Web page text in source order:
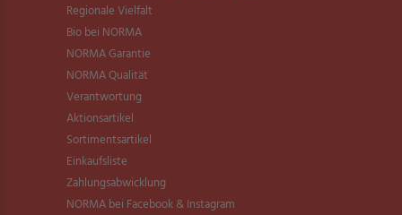
Regionale Vielfalt
Bio bei NORMA
NORMA Garantie
NORMA Qualität
Verantwortung
Aktionsartikel
Sortimentsartikel
Einkaufsliste
Zahlungsabwicklung
NORMA bei Facebook & Instagram